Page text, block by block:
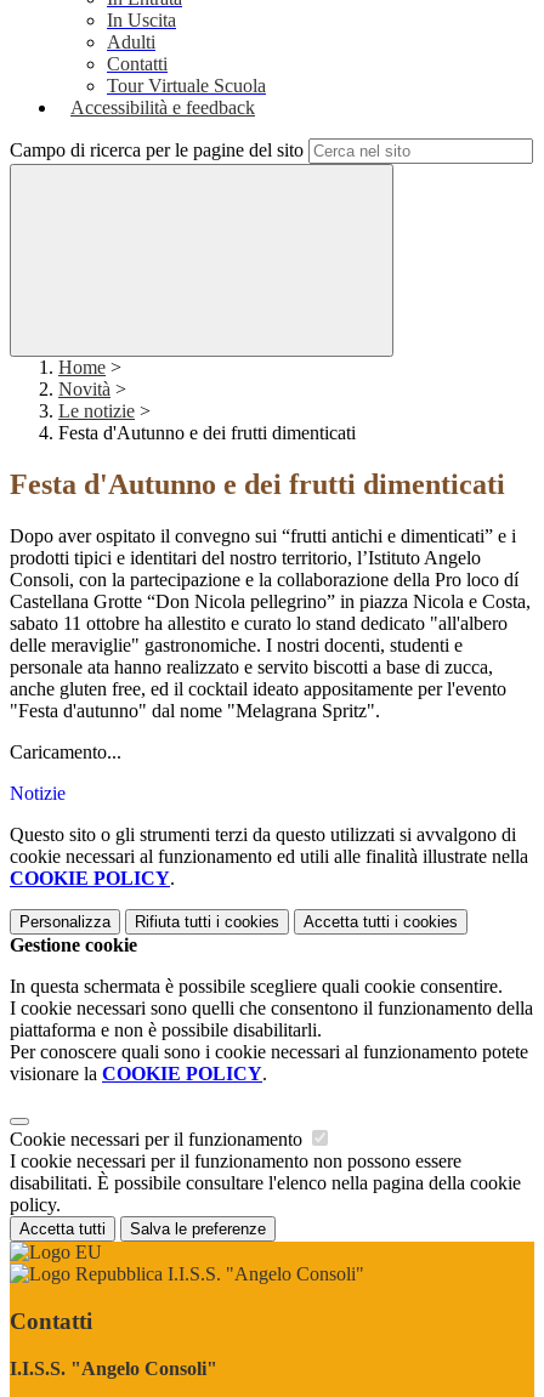
In Uscita
Adulti
Contatti
Tour Virtuale Scuola
Accessibilità e feedback
Campo di ricerca per le pagine del sito
Home >
Novità >
Le notizie >
Festa d'Autunno e dei frutti dimenticati
Festa d'Autunno e dei frutti dimenticati
Dopo aver ospitato il convegno sui “frutti antichi e dimenticati” e i
prodotti tipici e identitari del nostro territorio, l’Istituto Angelo
Consoli, con la partecipazione e la collaborazione della Pro loco dí
Castellana Grotte “Don Nicola pellegrino” in piazza Nicola e Costa,
sabato 11 ottobre ha allestito e curato lo stand dedicato "all'albero
delle meraviglie" gastronomiche. I nostri docenti, studenti e
personale ata hanno realizzato e servito biscotti a base di zucca,
anche gluten free, ed il cocktail ideato appositamente per l'evento
"Festa d'autunno" dal nome "Melagrana Spritz".
Caricamento...
Notizie
Questo sito o gli strumenti terzi da questo utilizzati si avvalgono di
cookie necessari al funzionamento ed utili alle finalità illustrate nella
COOKIE POLICY.
Personalizza Rifiuta tutti i cookies Accetta tutti i cookies
Gestione cookie
In questa schermata è possibile scegliere quali cookie consentire.
I cookie necessari sono quelli che consentono il funzionamento della
piattaforma e non è possibile disabilitarli.
Per conoscere quali sono i cookie necessari al funzionamento potete
visionare la COOKIE POLICY.
Cookie necessari per il funzionamento
I cookie necessari per il funzionamento non possono essere
disabilitati. È possibile consultare l'elenco nella pagina della cookie
policy.
Accetta tutti Salva le preferenze
I.I.S.S. "Angelo Consoli"
Contatti
I.I.S.S. "Angelo Consoli"